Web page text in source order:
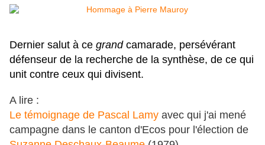
Dernier salut à ce grandcamarade, persévérant
défenseur de la recherche de la synthèse, de ce qui
unit contre ceux qui divisent.
A lire :
Le témoignage de Pascal Lamy avec qui j'ai mené
campagne dans le canton d'Ecos pour l'élection de